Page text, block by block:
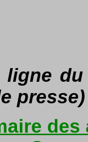
ligne
presse)
des